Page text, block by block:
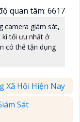
quan tâm: 6617
camera giám sát,
kì tối ưu nhất ở
có thể tận dụng
Xã Hội Hiện Nay
Sát